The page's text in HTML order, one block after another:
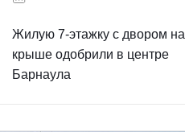
Жилую 7-этажку с двором на
крыше одобрили в центре
Барнаула